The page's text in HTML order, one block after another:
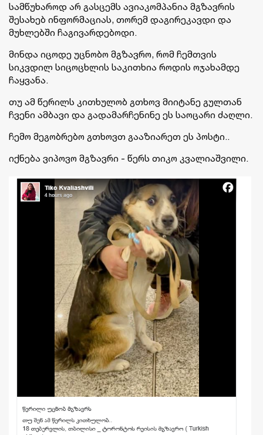
სამწუხაროდ არ გასცემს ავიაკომპანია მგზავრის
შესახებ ინფორმაციას, თორემ დაგირეკავდი და
მუხლებში ჩაგივარდებოდი.
მინდა იცოდე უცნობო მგზავრო, რომ ჩემთვის
სიკვდილ სიცოცხლის საკითხია როდის ოჯახამდე
ჩაყვანა.
თუ ამ წერილს კითხულობ გთხოვ მიიტანე გულთან
ჩვენი ამბავი და გადამარჩენინე ეს საოცარი ძაღლი.
ჩემო მეგობრებო გთხოვთ გააზიარეთ ეს პოსტი..
იქნება ვიპოვო მგზავრი - წერს თიკო კვალიაშვილი.